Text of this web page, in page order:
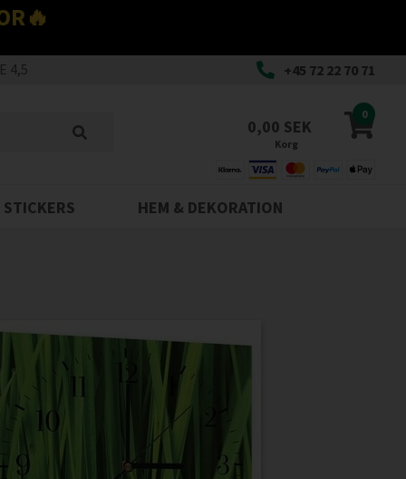
4,5 +45 72 22 70 71
0
0,00 SEK
Korg
HEM & DEKORATION